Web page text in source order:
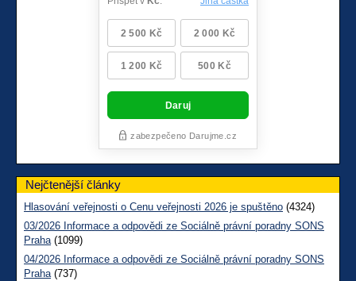
Nejčtenější články
Hlasování veřejnosti o Cenu veřejnosti 2026 je spuštěno (4324)
03/2026 Informace a odpovědi ze Sociálně právní poradny SONS
Praha(1099)
04/2026 Informace a odpovědi ze Sociálně právní poradny SONS
Praha(737)